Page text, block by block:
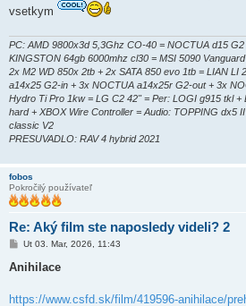
vsetkym
PC: AMD 9800x3d 5,3Ghz CO-40 = NOCTUA d15
KINGSTON 64gb 6000mhz cl30 = MSI 5090
2x M2 WD 850x 2tb + 2x SATA 850 evo 1tb = LIAN LI
a14x25 G2-in + 3x NOCTUA a14x25r G2-out + 3x
Hydro Ti Pro 1kw = LG C2 42" = Per: LOGI g915 tkl
hard + XBOX Wire Controller = Audio: TOPPING dx5
classic V2
PRESUVADLO: RAV 4 hybrid 2021
fobos
Pokročilý používateľ
Re: Aký film ste naposledy videli? 2
P
í
e
Ut 03. Mar, 2026, 11:43
Anihilace
https://www.csfd.sk/film/419596-anihilace/